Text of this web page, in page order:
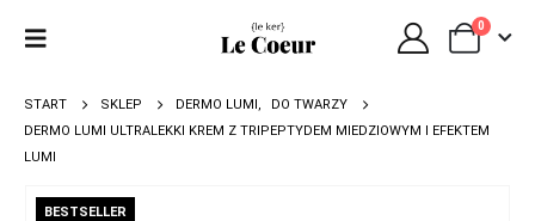
0
START SKLEP DERMO LUMI,
DO TWARZY
DERMO LUMI ULTRALEKKI KREM Z TRIPEPTYDEM MIEDZIOWYM I EFEKTEM
LUMI
BESTSELLER